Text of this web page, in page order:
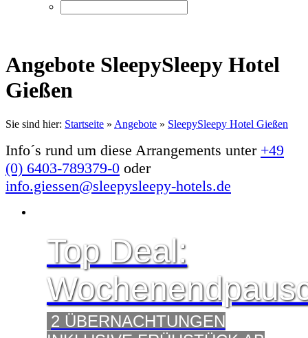
Angebote SleepySleepy Hotel
Gießen
Sie sind hier: Startseite » Angebote » SleepySleepy Hotel Gießen
Info´s rund um diese Arrangements unter +49
(0) 6403-789379-0 oder
info.giessen@sleepysleepy-hotels.de
Top Deal:
2 ÜBERNACHTUNGEN